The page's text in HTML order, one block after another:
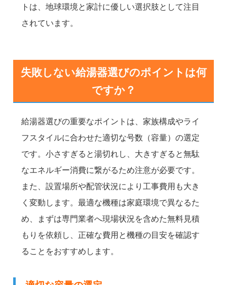
トは、地球環境と家計に優しい選択肢として注目
されています。
失敗しない給湯器選びのポイントは何
ですか？
給湯器選びの重要なポイントは、家族構成やライ
フスタイルに合わせた適切な号数（容量）の選定
です。小さすぎると湯切れし、大きすぎると無駄
なエネルギー消費に繋がるため注意が必要です。
また、設置場所や配管状況により工事費用も大き
く変動します。最適な機種は家庭環境で異なるた
め、まずは専門業者へ現場状況を含めた無料見積
もりを依頼し、正確な費用と機種の目安を確認す
ることをおすすめします。